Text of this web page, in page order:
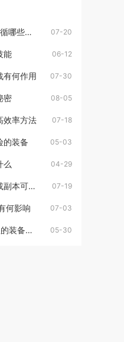
七少年三国志2摆放方柜阵需要遵循哪些战略原则 07-20
能 06-12
有何作用 07-30
密 08-05
效率方法 07-18
的装备 05-03
么 04-29
七影之刃有没有什么特定的任务或副本可以获得乌金板 07-19
何影响 07-03
七攻城掠地115副本打有什么建议的装备属性 05-30